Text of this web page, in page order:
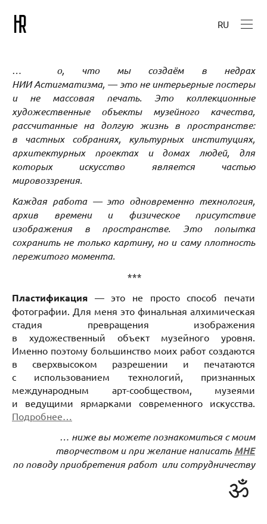
RU
… о, что мы создаём в недрах
НИИ Астигматизма, — это не интерьерные постеры
и не массовая печать. Это коллекционные
художественные объекты музейного качества,
рассчитанные на долгую жизнь в пространстве:
в частных собраниях, культурных институциях,
архитектурных проектах и домах людей, для
которых искусство является частью
мировоззрения.
Каждая работа — это одновременно технология,
архив времени и физическое присутствие
изображения в пространстве. Это попытка
сохранить не только картину, но и саму плотность
пережитого момента.
***
Пластификация — это не просто способ печати
фотографии. Для меня это финальная алхимическая
стадия превращения изображения
в художественный объект музейного уровня.
Именно поэтому большинство моих работ создаются
в сверхвысоком разрешении и печатаются
с использованием технологий, признанных
международным арт-сообществом, музеями
и ведущими ярмарками современного искусства.
Подробнее…
… ниже вы можете познакомиться с моим
творчеством и при желание написатьМНЕ
по поводу приобретения работ или сотрудничеству
ॐ